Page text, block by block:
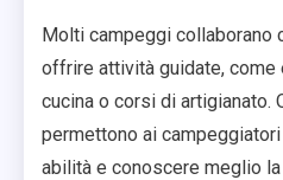
Molti campeggi collaborano
offrire attività guidate, come
cucina o corsi di artigianato.
permettono ai
abilità e conoscere meglio